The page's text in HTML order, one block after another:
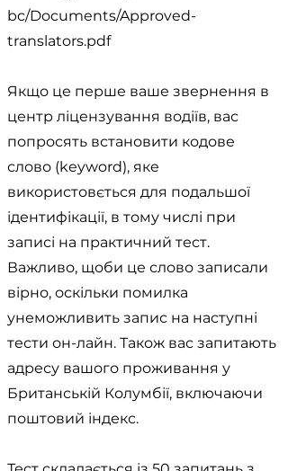
bc/Documents/Approved-
translators.pdf
Якщо це перше ваше звернення в
центр ліцензування водіїв, вас
попросять встановити кодове
слово (keyword), яке
використовється для подальшої
ідентифікації, в тому числі при
записі на практичний тест.
Важливо, щоби це слово записали
вірно, оскільки помилка
унеможливить запис на наступні
тести он-лайн. Також вас запитають
адресу вашого проживання у
Британській Колумбії, включаючи
поштовий індекс.